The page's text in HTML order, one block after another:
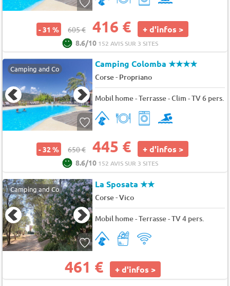
- 31 % 605 € 416 € + d'infos >
8.6/10 152 AVIS SUR 3 SITES
Camping and Co Camping Colomba★★★★
Corse- Propriano
Mobil home - Terrasse - Clim - TV 6 pers.
- 32 % 650 € 445 € + d'infos >
8.6/10 152 AVIS SUR 3 SITES
Camping and Co La Sposata★★
Corse-Vico
Mobil home - Terrasse - TV 4 pers.
461 € + d'infos >